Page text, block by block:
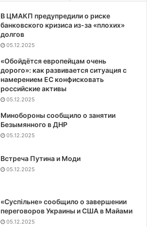
В ЦМАКП предупредили о риске
банковского кризиса из-за «плохих»
долгов
05.12.2025
«Обойдётся европейцам очень
дорого»: как развивается ситуация с
намерением ЕС конфисковать
российские активы
05.12.2025
Минобороны сообщило о занятии
Безымянного в ДНР
05.12.2025
Встреча Путина и Моди
05.12.2025
«Суспiльне» сообщило о завершении
переговоров Украины и США в Майами
05.12.2025